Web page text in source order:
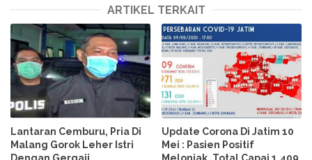
ARTIKEL TERKAIT
Lantaran Cemburu, Pria Di
Malang Gorok Leher Istri
Update Corona Di Jatim 10
Mei : Pasien Positif